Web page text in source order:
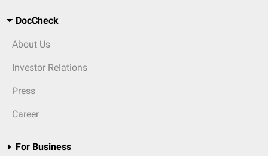
DocCheck
About Us
Investor Relations
Press
Career
For Business